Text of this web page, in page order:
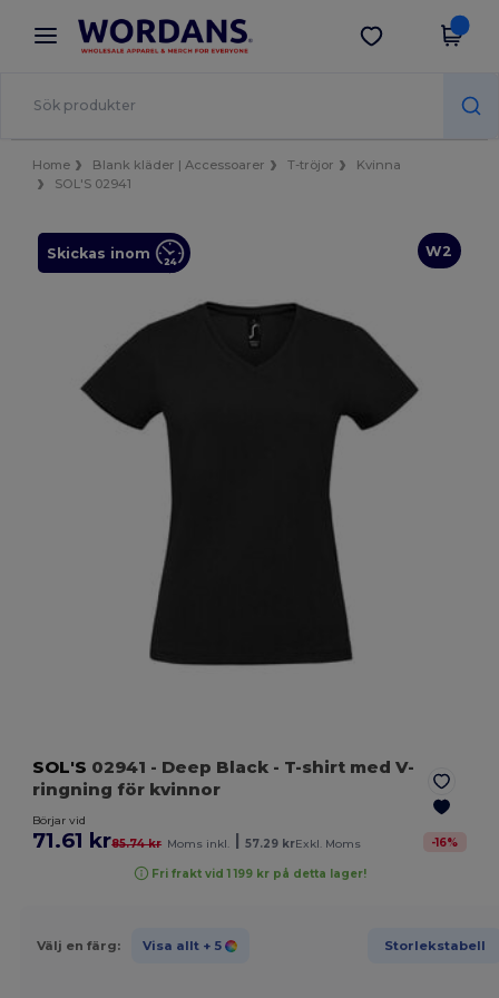
× Wordans-app
Bättre priser i appen!
Hämta app
Home Blank kläder | Accessoarer T-tröjor
Kvinna
SOL'S 02941
W2
Skickas inom
SOL'S 02941 - Deep Black - T-shirt med V-
ringning för kvinnor
Börjar vid
71.61 kr85.74 kr Moms inkl. 57.29 krExkl. Moms -16%
Fri frakt vid 1 199 kr på detta lager!
Välj en färg: Visa allt + 5 Storlekstabell